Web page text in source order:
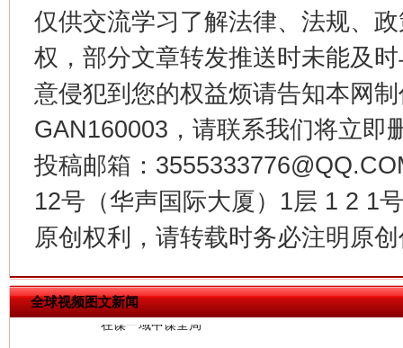
仅供交流学习了解法律、法规、
权，部分文章转发推送时未能及
意侵犯到您的权益烦请告知本网
GAN160003，请联系我们将立即
投稿邮箱：
12号（华声国际大厦）1层 1 2 1
原创权利，请转载时务必注明原
全球视频图文新闻
在谋一域中谋全局
今